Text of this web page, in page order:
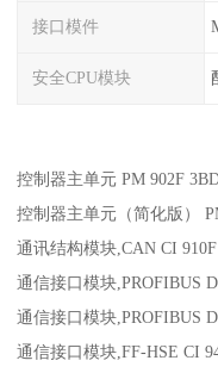
接口模件
安全CPU模块
控制器主单元 PM 902F
控制器主单元（简化版）
通讯结构模块,CAN CI 910F
通信接口模块,PROFIBUS
通信接口模块,PROFIBUS
通信接口模块,FF-HSE CI